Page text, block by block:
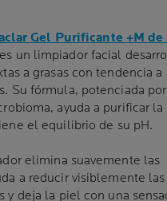
Gel Purificante +M de
es un limpiador facial
a grasas con tendencia a
Su fórmula, potenciada
ayuda a purificar
el equilibrio de su pH.
elimina suavemente las
a reducir visiblemente las
y deja la piel con una